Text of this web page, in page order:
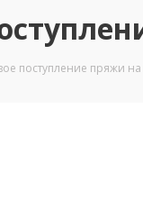
поступление пряжи